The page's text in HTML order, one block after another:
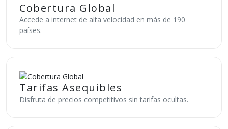
Cobertura Global
Accede a internet de alta velocidad en más de 190
países.
Tarifas Asequibles
Disfruta de precios competitivos sin tarifas ocultas.